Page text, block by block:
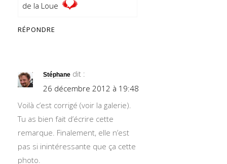
de la Loue
RÉPONDRE
Stéphane dit :
26 décembre 2012 à 19:48
Voilà c’est corrigé (voir la galerie).
Tu as bien fait d’écrire cette
remarque. Finalement, elle n’est
pas si inintéressante que ça cette
photo.